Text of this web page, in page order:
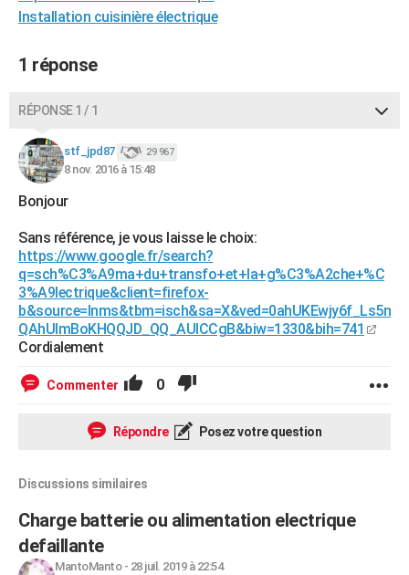
Destinations
City break
Voyage nature
Voyage de noces
Forum
Climat
PHOTO
GUIDES D'ACHAT
Carte de Noël
Carte Bonne année
Carte Saint-Valentin
Carte Pâques
Carte d'anniversaire
DICTIONNAIRE
Dictionnaire
Biographies
Citations
Expressions
Proverbes
PROGRAMME TV
COPAINS D'AVANT
S'inscrire
Se connecter
Lycées
Collèges
Primaires
Universités
Entreprises
Service militaire
Avis de recherche
AVIS DE DÉCÈS
FORUM
Bricolage
Lifestyle
Culture
Sport
Auto
Television
Voyage
Cinema
Installation cuisinière électrique
1 réponse
RÉPONSE 1 / 1
stf_jpd87 29 967
8 nov. 2016 à 15:48
Bonjour
Sans référence, je vous laisse le choix:
https://www.google.fr/search?
q=sch%C3%A9ma+du+transfo+et+la+g%C3%A2che+%C
3%A9lectrique&client=firefox-
b&source=lnms&tbm=isch&sa=X&ved=0ahUKEwjy6f_Ls5n
QAhUImBoKHQQJD_QQ_AUICCgB&biw=1330&bih=741
Cordialement
Commenter 0
Répondre Posez votre question
Discussions similaires
Charge batterie ou alimentation electrique
defaillante
MantoManto- 28 juil. 2019 à 22:54